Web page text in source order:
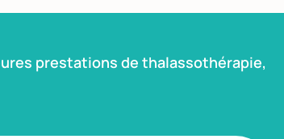
prestations de thalassothérapie,